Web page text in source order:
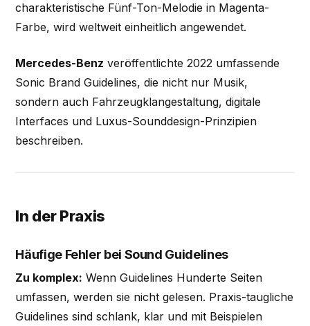
charakteristische Fünf-Ton-Melodie in Magenta-
Farbe, wird weltweit einheitlich angewendet.
Mercedes-Benz veröffentlichte 2022 umfassende
Sonic Brand Guidelines, die nicht nur Musik,
sondern auch Fahrzeugklangestaltung, digitale
Interfaces und Luxus-Sounddesign-Prinzipien
beschreiben.
In der Praxis
Häufige Fehler bei Sound Guidelines
Zu komplex: Wenn Guidelines Hunderte Seiten
umfassen, werden sie nicht gelesen. Praxis-taugliche
Guidelines sind schlank, klar und mit Beispielen